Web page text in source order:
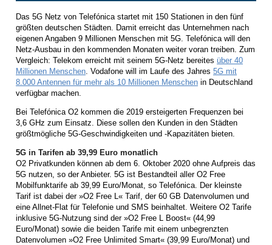
Das 5G Netz von Telefónica startet mit 150 Stationen in den fünf
größten deutschen Städten. Damit erreicht das Unternehmen nach
eigenen Angaben 9 Millionen Menschen mit 5G. Telefónica will den
Netz-Ausbau in den kommenden Monaten weiter voran treiben. Zum
Vergleich: Telekom erreicht mit seinem 5G-Netz bereites über 40
Millionen Menschen . Vodafone will im Laufe des Jahres 5G mit
8.000 Antennen für mehr als 10 Millionen Menschen in Deutschland
verfügbar machen.
Bei Telefónica O2 kommen die 2019 ersteigerten Frequenzen bei
3,6 GHz zum Einsatz. Diese sollen den Kunden in den Städten
größtmögliche 5G-Geschwindigkeiten und -Kapazitäten bieten.
5G in Tarifen ab 39,99 Euro monatlich
O2 Privatkunden können ab dem 6. Oktober 2020 ohne Aufpreis das
5G nutzen, so der Anbieter. 5G ist Bestandteil aller O2 Free
Mobilfunktarife ab 39,99 Euro/Monat, so Telefónica. Der kleinste
Tarif ist dabei der »O2 Free L« Tarif, der 60 GB Datenvolumen und
eine Allnet-Flat für Telefonie und SMS beinhaltet. Weitere O2 Tarife
inklusive 5G-Nutzung sind der »O2 Free L Boost« (44,99
Euro/Monat) sowie die beiden Tarife mit einem unbegrenzten
Datenvolumen »O2 Free Unlimited Smart« (39,99 Euro/Monat) und